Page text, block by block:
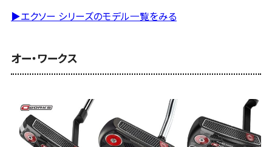
▶エクソー シリーズのモデル一覧をみる
オー・ワークス